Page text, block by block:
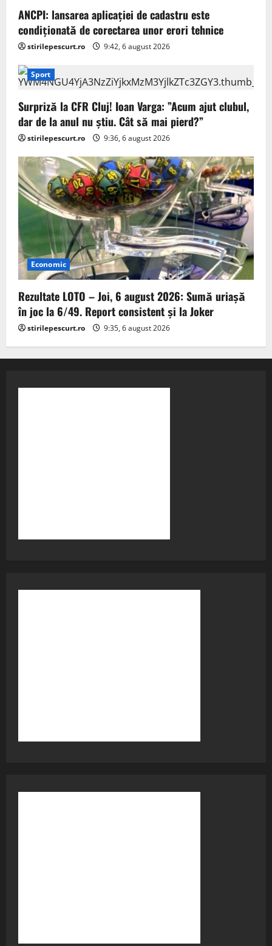
ANCPI: lansarea aplicației de cadastru este
condiționată de corectarea unor erori tehnice
stirilepescurt.ro 9:42, 6 august 2026
Sport
Surpriză la CFR Cluj! Ioan Varga: ”Acum ajut clubul,
dar de la anul nu știu. Cât să mai pierd?”
stirilepescurt.ro 9:36, 6 august 2026
Economic
Rezultate LOTO – Joi, 6 august 2026: Sumă uriașă
în joc la 6/49. Report consistent și la Joker
stirilepescurt.ro 9:35, 6 august 2026